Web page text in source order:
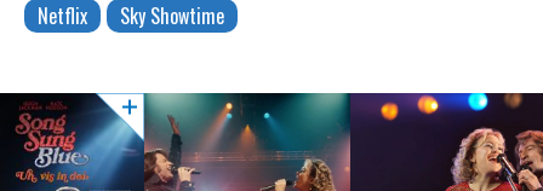
Netflix Sky Showtime